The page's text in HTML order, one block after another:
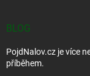
BLOG
PojdNalov.cz je více
příběhem.